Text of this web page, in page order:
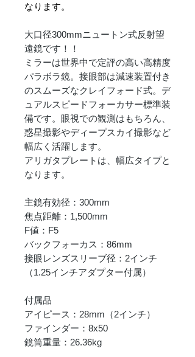
なります。
大口径300mmニュートン式反射望
遠鏡です！！
ミラーは世界中で定評の高い高精度
パラボラ鏡。接眼部は減速装置付き
のスムーズなクレイフォード式。デ
ュアルスピードフォーカサー標準装
備です。眼視での観測はもちろん、
惑星撮影やディープスカイ撮影など
幅広く活躍します。
アリガタプレートは、幅広タイプと
なります。
主鏡有効径：300mm
焦点距離：1,500mm
F値：F5
バックフォーカス：86mm
接眼レンズスリーブ径：2インチ
（1.25インチアダプター付属）
付属品
アイピース：28mm（2インチ）
ファインダー：8x50
鏡筒重量：26.36kg